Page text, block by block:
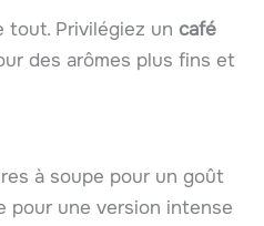
tout. Privilégiez un café
des arômes plus fins et
à soupe pour un goût
pour une version intense